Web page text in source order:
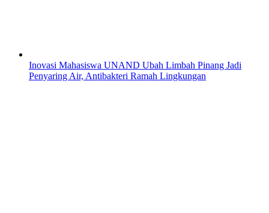
Inovasi Mahasiswa UNAND Ubah Limbah Pinang Jadi
Penyaring Air, Antibakteri Ramah Lingkungan